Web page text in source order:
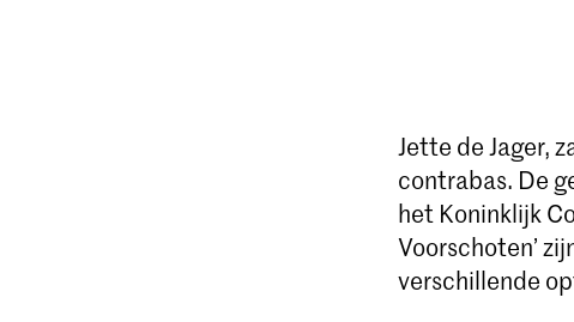
Jette de Jager,
contrabas. De
het Koninklijk
Voorschoten’
verschillende